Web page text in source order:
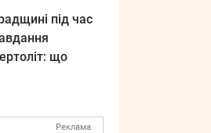
під час
що
Реклама